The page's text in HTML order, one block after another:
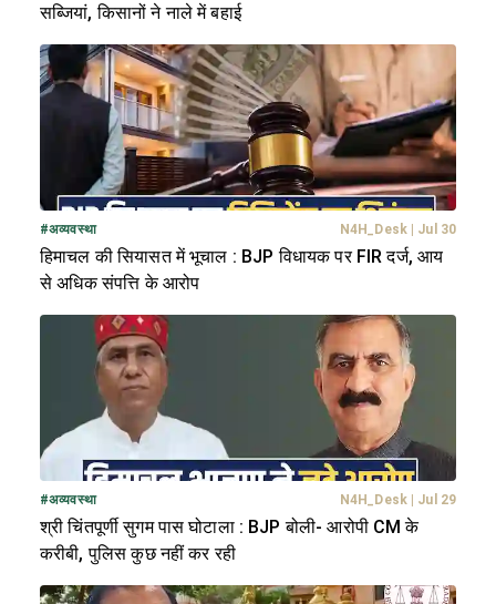
सब्जियां, किसानों ने नाले में बहाई
#अव्यवस्था N4H_Desk| Jul 30
हिमाचल की सियासत में भूचाल : BJP विधायक पर FIR दर्ज, आय
से अधिक संपत्ति के आरोप
#अव्यवस्था N4H_Desk| Jul 29
श्री चिंतपूर्णी सुगम पास घोटाला : BJP बोली- आरोपी CM के
करीबी, पुलिस कुछ नहीं कर रही